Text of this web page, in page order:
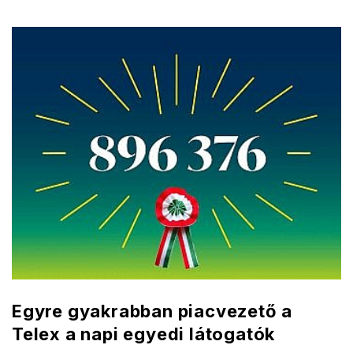
Egyre gyakrabban piacvezető a
Telex a napi egyedi látogatók